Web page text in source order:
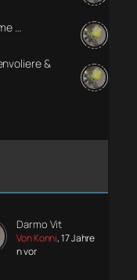
…
&
Darmo Vit
Von Konni, 17 Jahre
n vor